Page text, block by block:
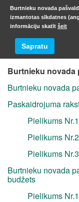
2016. gads
Burtnieku novada
Burtnieku novada
Paskaidrojuma
Pielikums Nr.1
Pielikums Nr.2
Pielikums Nr.3
Burtnieku novada
budžets
Pielikums Nr.1
Burtnieku novada
izmantotas sīkdatnes
informāciju skatīt šeit
Sapratu